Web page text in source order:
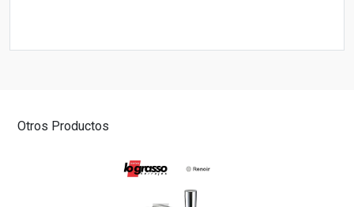
Otros Productos